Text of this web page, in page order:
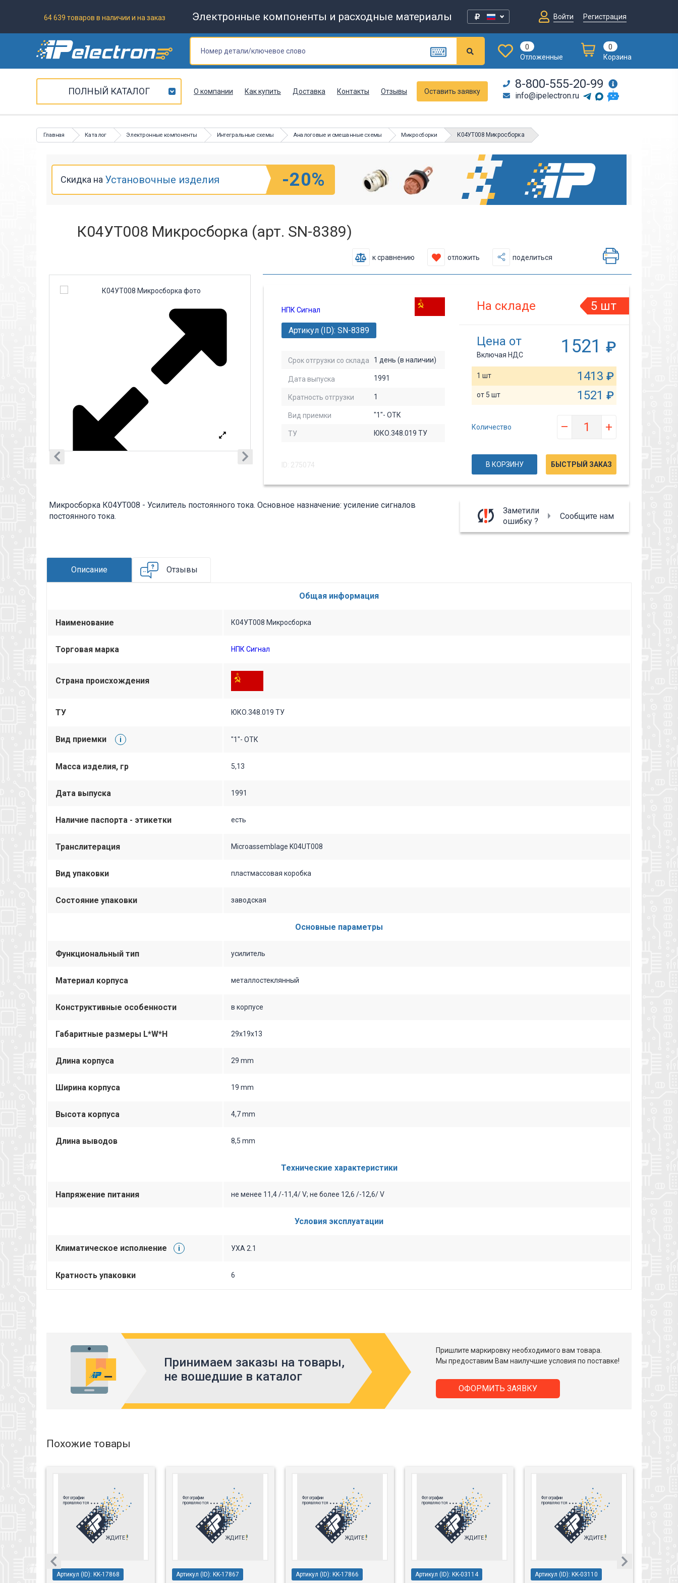
64 639 товаров в наличии и на заказ Электронные компоненты и расходные материалы Войти Регистрация
0
Отложенные
0
Корзина
ПОЛНЫЙ КАТАЛОГ О компании Как купить Доставка Контакты Отзывы Оставить заявку
8-800-555-20-99
info@ipelectron.ru
Главная Каталог Электронные компоненты Интегральные схемы Аналоговые и смешанные схемы Микросборки К04УТ008 Микросборка
Скидка на Установочные изделия -20%
К04УТ008 Микросборка (арт. SN-8389)
к сравнению отложить поделиться
НПК Сигнал
Артикул (ID): SN-8389
Срок отгрузки со склада 1 день (в наличии)
Дата выпуска 1991
Кратность отгрузки 1
Вид приемки "1"- ОТК
ТУ ЮКО.348.019 ТУ
ID: 275074
На складе 5 шт
Цена от
Включая НДС 1521 ₽
1 шт 1413 ₽
от 5 шт 1521 ₽
Количество – +
В КОРЗИНУ БЫСТРЫЙ ЗАКАЗ
Микросборка К04УТ008 - Усилитель постоянного тока. Основное назначение: усиление сигналов
постоянного тока.
Заметили
ошибку ?
Сообщите нам
Описание Отзывы
Общая информация
Наименование К04УТ008 Микросборка
Торговая марка НПК Сигнал
Страна происхождения
ТУ ЮКО.348.019 ТУ
Вид приемки i "1"- ОТК
Масса изделия, гр 5,13
Дата выпуска 1991
Наличие паспорта - этикетки есть
Транслитерация Microassemblage K04UT008
Вид упаковки пластмассовая коробка
Состояние упаковки заводская
Основные параметры
Функциональный тип усилитель
Материал корпуса металлостеклянный
Конструктивные особенности в корпусе
Габаритные размеры L*W*H 29х19х13
Длина корпуса 29 mm
Ширина корпуса 19 mm
Высота корпуса 4,7 mm
Длина выводов 8,5 mm
Технические характеристики
Напряжение питания не менее 11,4 /-11,4/ V; не более 12,6 /-12,6/ V
Условия эксплуатации
Климатическое исполнение i УХА 2.1
Кратность упаковки 6
Принимаем заказы на товары,
не вошедшие в каталог
Пришлите маркировку необходимого вам товара.
Мы предоставим Вам наилучшие условия по поставке!
ОФОРМИТЬ ЗАЯВКУ
Похожие товары
Артикул (ID): KK-17868 Артикул (ID): KK-17867 Артикул (ID): KK-17866 Артикул (ID): KK-03114 Артикул (ID): KK-03110